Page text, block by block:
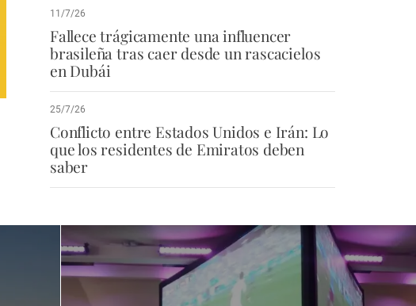
11/7/26
Fallece trágicamente una influencer
brasileña tras caer desde un rascacielos
en Dubái
25/7/26
Conflicto entre Estados Unidos e Irán: Lo
que los residentes de Emiratos deben
saber